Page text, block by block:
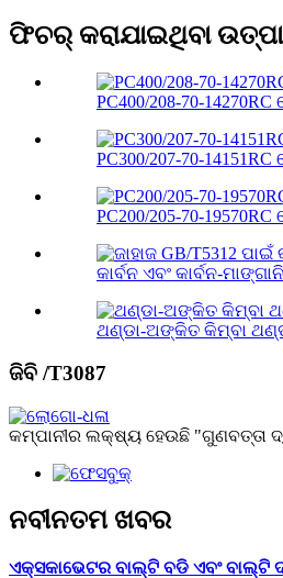
ଫିଚର୍ କରାଯାଇଥିବା
PC400/208-70-
PC300/207-70-
PC200/205-70-
କାର୍ବନ ଏବଂ କାର୍ବନ-
ଥଣ୍ଡା-ଅଙ୍କିତ କିମ୍ବା
ଜିବି /T3087
କମ୍ପାନୀର ଲକ୍ଷ୍ୟ ହେଉଛି "ଗୁଣବତ୍ତା
ନବୀନତମ ଖବର
ଏକ୍ସକାଭେଟର ବାଲ୍ଟି ବଡି ଏବଂ ବାଲ୍ଟି